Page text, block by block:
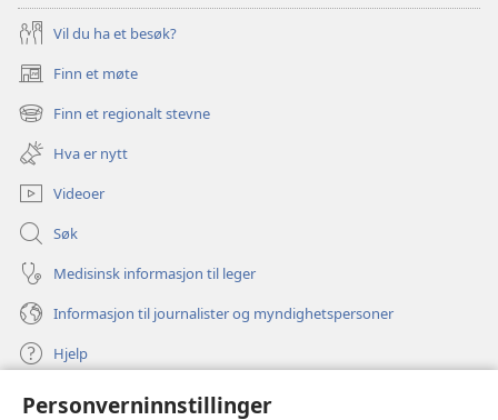
Personverninnstillinger
Vil du ha et besøk?
Finn et møte
(åpner
nytt
vindu)
Finn et regionalt stevne
(åpner
nytt
vindu)
Hva er nytt
Videoer
Søk
Medisinsk informasjon til leger
Informasjon til journalister og myndighetspersoner
Hjelp
Bidrag